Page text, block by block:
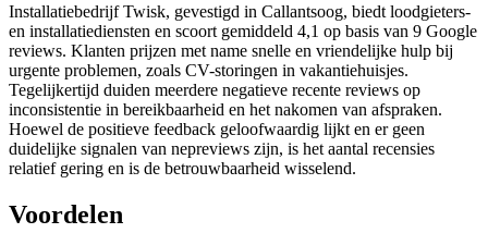
Installatiebedrijf Twisk, gevestigd in Callantsoog, biedt loodgieters-
en installatiediensten en scoort gemiddeld 4,1 op basis van 9 Google
reviews. Klanten prijzen met name snelle en vriendelijke hulp bij
urgente problemen, zoals CV-storingen in vakantiehuisjes.
Tegelijkertijd duiden meerdere negatieve recente reviews op
inconsistentie in bereikbaarheid en het nakomen van afspraken.
Hoewel de positieve feedback geloofwaardig lijkt en er geen
duidelijke signalen van nepreviews zijn, is het aantal recensies
relatief gering en is de betrouwbaarheid wisselend.
Voordelen